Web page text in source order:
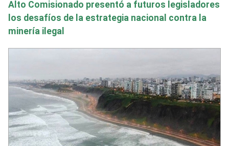
Alto Comisionado presentó a futuros legisladores
los desafíos de la estrategia nacional contra la
minería ilegal